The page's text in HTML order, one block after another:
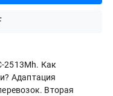
2513Mh. Как
Адаптация
Вторая